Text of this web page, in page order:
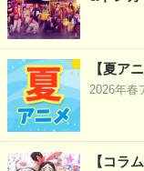
【夏ア
2026年春
【コラ